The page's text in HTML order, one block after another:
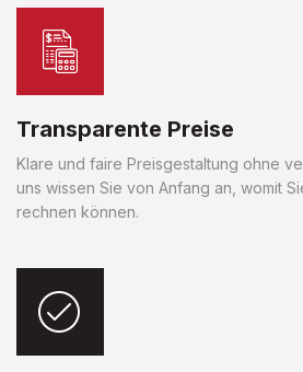
Transparente Preise
Klare und faire Preisgestaltung ohne
uns wissen Sie von Anfang an, womit
rechnen können.